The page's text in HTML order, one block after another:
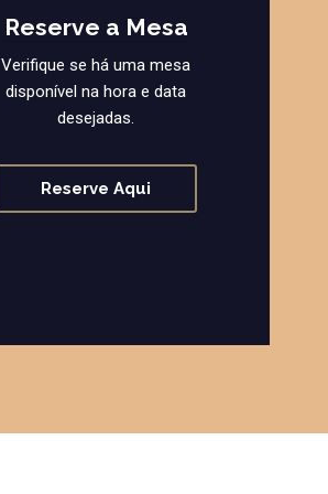
Reserve a Mesa
Verifique se há uma mesa
disponível na hora e data
desejadas.
Reserve Aqui